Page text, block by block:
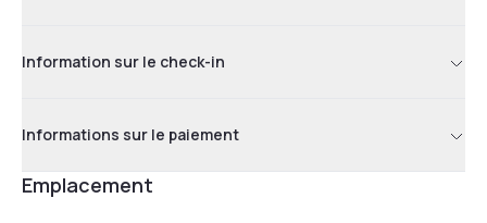
Information sur le check-in
Informations sur le paiement
Emplacement